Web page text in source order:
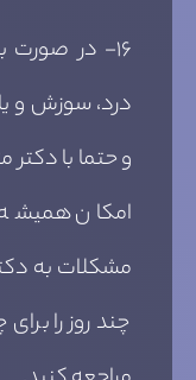
۱۶- در صورت
درد، سوزش و
و حتما با
امکان همیشه
مشکلات به
چند روز را